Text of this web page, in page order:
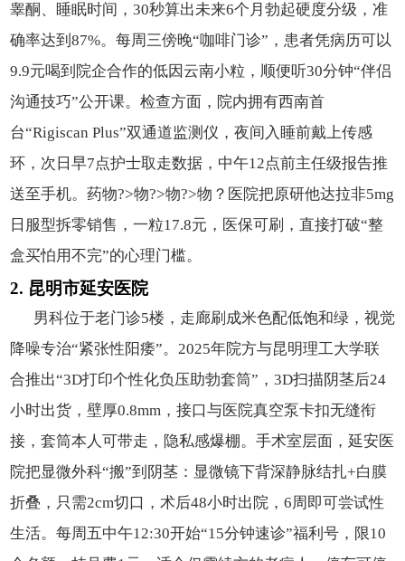
睾酮、睡眠时间，30秒算出未来6个月勃起硬度分级，准
确率达到87%。每周三傍晚“咖啡门诊”，患者凭病历可以
9.9元喝到院企合作的低因云南小粒，顺便听30分钟“伴侣
沟通技巧”公开课。检查方面，院内拥有西南首
台“Rigiscan Plus”双通道监测仪，夜间入睡前戴上传感
环，次日早7点护士取走数据，中午12点前主任级报告推
送至手机。药物?>物?>物?>物？医院把原研他达拉非5mg
日服型拆零销售，一粒17.8元，医保可刷，直接打破“整
盒买怕用不完”的心理门槛。
2. 昆明市延安医院
男科位于老门诊5楼，走廊刷成米色配低饱和绿，视觉
降噪专治“紧张性阳痿”。2025年院方与昆明理工大学联
合推出“3D打印个性化负压助勃套筒”，3D扫描阴茎后24
小时出货，壁厚0.8mm，接口与医院真空泵卡扣无缝衔
接，套筒本人可带走，隐私感爆棚。手术室层面，延安医
院把显微外科“搬”到阴茎：显微镜下背深静脉结扎+白膜
折叠，只需2cm切口，术后48小时出院，6周即可尝试性
生活。每周五中午12:30开始“15分钟速诊”福利号，限10